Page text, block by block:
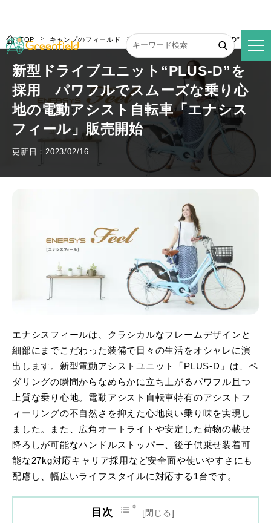
TOP キャンプのフィールド 新型ドライブユニット“PLUS-D”を採用
新型ドライブユニット“PLUS-D”を
採用 パワフルでスムーズな乗り心
地の電動アシスト自転車「エナシス
フィール」販売開始
更新日：2023/02/16
エナシスフィールは、クラシカルなフレームデザインと
細部にまでこだわった装備で日々の生活をオシャレに演
出します。新型電動アシストユニット「PLUS-D」は、ペ
ダリングの瞬間からなめらかに立ち上がるパワフル且つ
上質な乗り心地。電動アシスト自転車特有のアシストフ
ィーリングの不自然さを抑えた心地良い乗り味を実現し
ました。また、広角オートライトや安定した荷物の載せ
降ろしが可能なハンドルストッパー、後子供乗せ装着可
能な27kg対応キャリア採用など安全面や使いやすさにも
配慮し、幅広いライフスタイルに対応する1台です。
目次